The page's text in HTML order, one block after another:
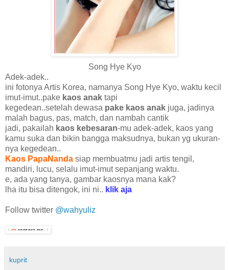
Song Hye Kyo
Adek-adek..
ini fotonya Artis Korea, namanya Song Hye Kyo, waktu kecil
imut-imut..pake kaos anak tapi
kegedean..setelah dewasa pake kaos anak juga, jadinya
malah bagus, pas, match, dan nambah cantik
jadi, pakailah kaos kebesaran-mu adek-adek, kaos yang
kamu suka dan bikin bangga maksudnya, bukan yg ukuran-
nya kegedean..
Kaos PapaNanda siap membuatmu jadi artis tengil,
mandiri, lucu, selalu imut-imut sepanjang waktu.
e, ada yang tanya, gambar kaosnya mana kak?
lha itu bisa ditengok, ini ni.. klik aja
Follow twitter @wahyuliz
kuprit